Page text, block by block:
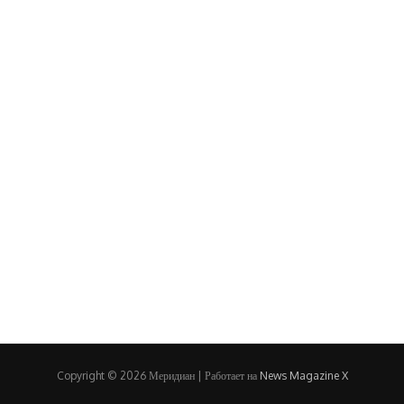
Copyright © 2026 Меридиан | Работает на News Magazine X